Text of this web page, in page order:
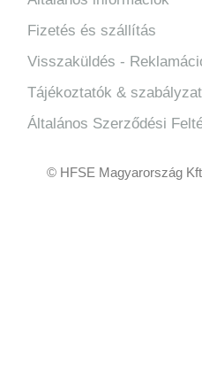
Fizetés és szállítás
Visszaküldés -
Tájékoztatók &
Általános Szerződési
© HFSE Magyarország